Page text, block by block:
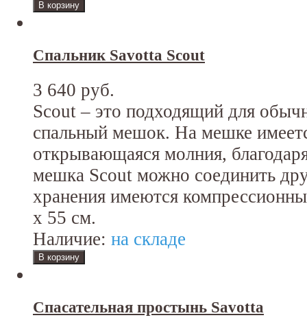
Спальник Savotta Scout
3 640 руб.
Scout – это подходящий для
спальный мешок. На мешке
открывающаяся молния,
мешка Scout можно соединить
хранения имеются
x 55 см.
Наличие: на складе
Спасательная простынь Savotta